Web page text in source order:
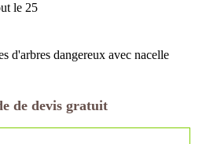
le 25
d'arbres dangereux avec nacelle
de devis gratuit